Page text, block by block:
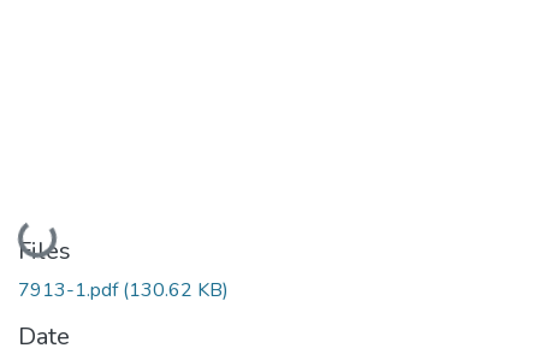
Loading...
Files
7913-1.pdf(130.62 KB)
Date